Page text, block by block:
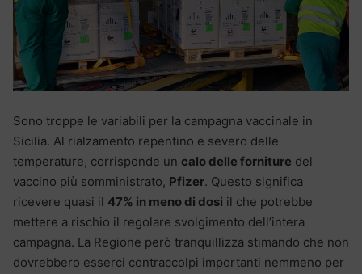
Sono troppe le variabili per la campagna vaccinale in
Sicilia. Al rialzamento repentino e severo delle
temperature, corrisponde un calo delle forniture del
vaccino più somministrato, Pfizer. Questo significa
ricevere quasi il 47% in meno di dosi il che potrebbe
mettere a rischio il regolare svolgimento dell’intera
campagna. La Regione però tranquillizza stimando che non
dovrebbero esserci contraccolpi importanti nemmeno per